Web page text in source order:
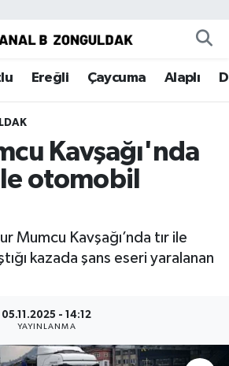
Ereğli Çaycuma Alaplı
Kavşağı'nda
otomobil
Mumcu Kavşağı’nda tır ile
kazada şans eseri yaralanan
05.11.2025 - 14:12
YAYINLANMA
Eczaneler
Durumu
Yoğunluk Haritası
ve Fikstür